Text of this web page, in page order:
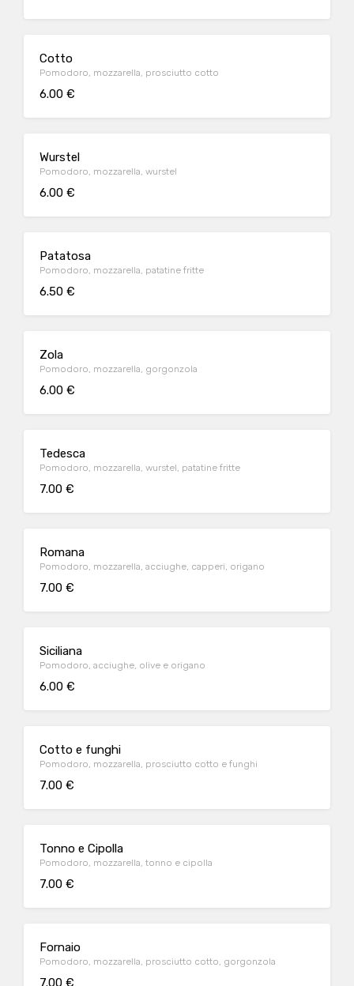
Cotto
Pomodoro, mozzarella, prosciutto cotto
6.00 €
Wurstel
Pomodoro, mozzarella, wurstel
6.00 €
Patatosa
Pomodoro, mozzarella, patatine fritte
6.50 €
Zola
Pomodoro, mozzarella, gorgonzola
6.00 €
Tedesca
Pomodoro, mozzarella, wurstel, patatine fritte
7.00 €
Romana
Pomodoro, mozzarella, acciughe, capperi, origano
7.00 €
Siciliana
Pomodoro, acciughe, olive e origano
6.00 €
Cotto e funghi
Pomodoro, mozzarella, prosciutto cotto e funghi
7.00 €
Tonno e Cipolla
Pomodoro, mozzarella, tonno e cipolla
7.00 €
Fornaio
Pomodoro, mozzarella, prosciutto cotto, gorgonzola
7.00 €